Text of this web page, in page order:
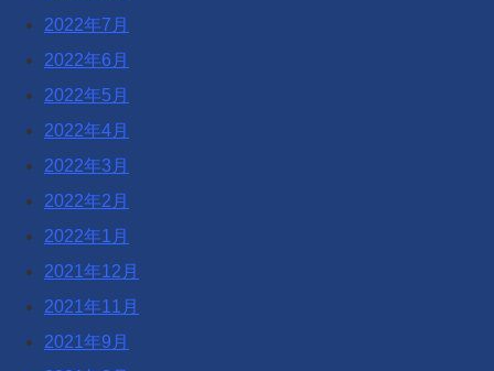
2022年7月
2022年6月
2022年5月
2022年4月
2022年3月
2022年2月
2022年1月
2021年12月
2021年11月
2021年9月